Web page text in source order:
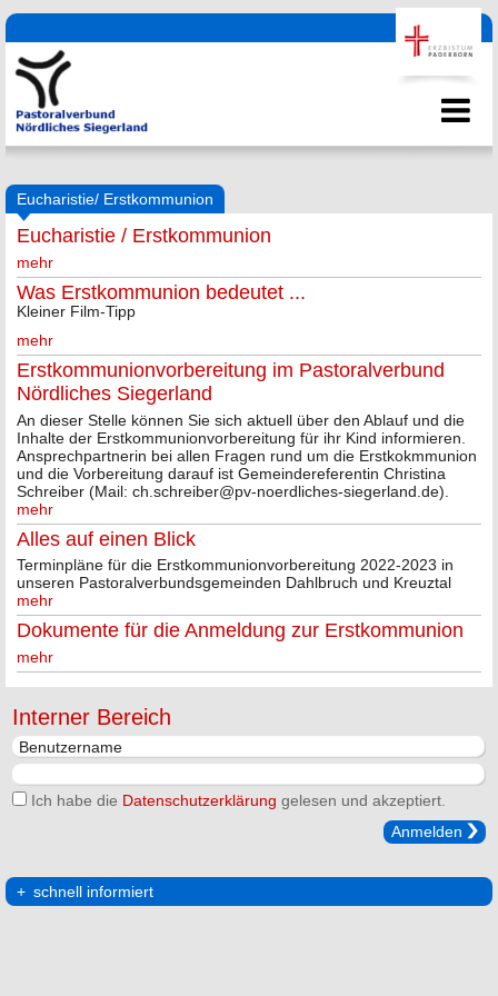
Eucharistie/ Erstkommunion
Eucharistie / Erstkommunion
mehr
Was Erstkommunion bedeutet ...
Kleiner Film-Tipp
mehr
Erstkommunionvorbereitung im Pastoralverbund
Nördliches Siegerland
An dieser Stelle können Sie sich aktuell über den Ablauf und die
Inhalte der Erstkommunionvorbereitung für ihr Kind informieren.
Ansprechpartnerin bei allen Fragen rund um die Erstkokmmunion
und die Vorbereitung darauf ist Gemeindereferentin Christina
Schreiber (Mail: ch.schreiber@pv-noerdliches-siegerland.de).
mehr
Alles auf einen Blick
Terminpläne für die Erstkommunionvorbereitung 2022-2023 in
unseren Pastoralverbundsgemeinden Dahlbruch und Kreuztal
mehr
Dokumente für die Anmeldung zur Erstkommunion
mehr
Interner Bereich
Ich habe die Datenschutzerklärung gelesen und akzeptiert.
Anmelden
schnell informiert